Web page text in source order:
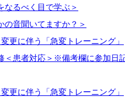
なるべく目で学ぶ＞
の音聞いてますか？＞
更に伴う「急変トレーニング」
患者対応＞※備考欄に参加日
更に伴う「急変トレーニング」